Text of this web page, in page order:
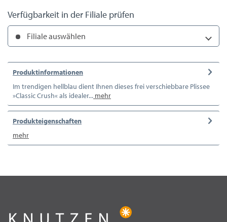
Verfügbarkeit in der Filiale prüfen
Filiale auswählen
Produktinformationen
Im trendigen hellblau dient Ihnen dieses frei verschiebbare Plissee
»Classic Crush« als idealer... mehr
Produkteigenschaften
mehr